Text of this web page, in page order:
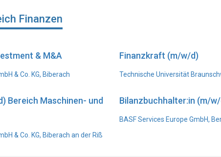
Finanzen
& M&A
& Co. KG, Biberach
Finanzkraft (m/w/d)
Technische Universität
Bereich Maschinen- und
& Co. KG, Biberach an der Riß
Bilanzbuchhalter:in (m/
BASF Services Europe GmbH,